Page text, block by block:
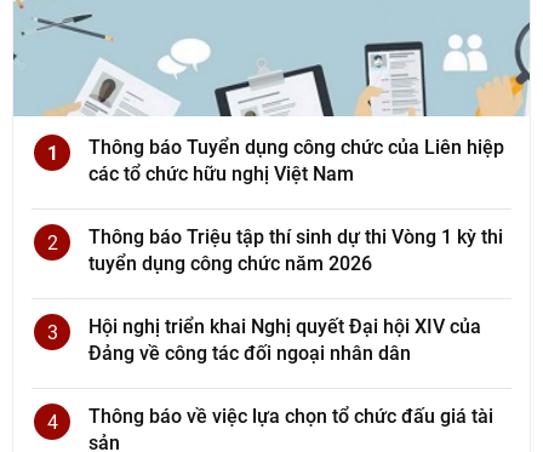
1
Thông báo Tuyển dụng công chức của Liên hiệp
các tổ chức hữu nghị Việt Nam
2
Thông báo Triệu tập thí sinh dự thi Vòng 1 kỳ thi
tuyển dụng công chức năm 2026
3
Hội nghị triển khai Nghị quyết Đại hội XIV của
Đảng về công tác đối ngoại nhân dân
4
Thông báo về việc lựa chọn tổ chức đấu giá tài
sản